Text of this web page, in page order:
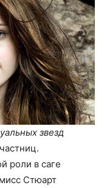
звезд
роли в саге
Стюарт